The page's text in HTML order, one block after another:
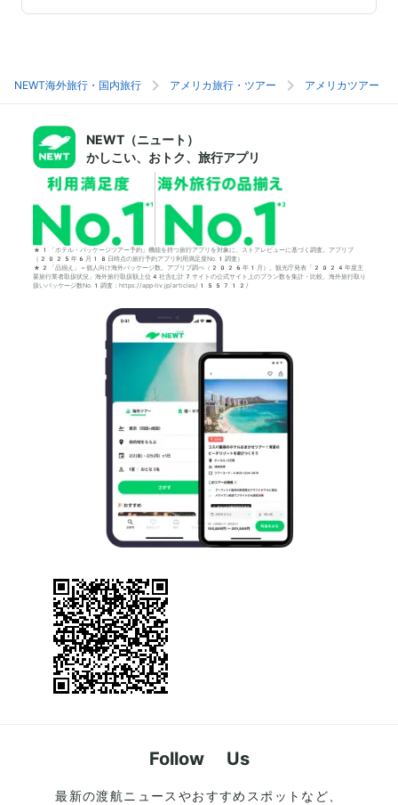
NEWT海外旅行・国内旅行 アメリカ旅行・ツアー アメリカツアー
NEWT（ニュート）
かしこい、おトク、旅行アプリ
*1「ホテル・パッケージツアー予約」機能を持つ旅行アプリを対象に、ストアレビューに基づく調査。アプリブ
（2025年6月18日時点の旅行予約アプリ利用満足度No.1調査）
*2「品揃え」＝個人向け海外パッケージ数。アプリブ調べ（2026年1月）。観光庁発表「2024年度主
要旅行業者取扱状況」海外旅行取扱額上位4社含む計7サイトの公式サイト上のプラン数を集計・比較。海外旅行取り
扱いパッケージ数No.1調査：https://app-liv.jp/articles/155712/
Follow Us
最新の渡航ニュースやおすすめスポットなど、